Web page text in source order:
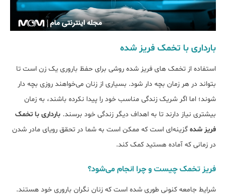
بارداری با تخمک فریز شده
استفاده از تخمک های فریز شده روشی برای حفظ باروری یک زن است تا
بتواند در هر زمان بچه دار شود. بسیاری از زنان می‌خواهند روزی بچه دار
شوند؛ اما اگر شریک زندگی مناسب خود را پیدا نکرده باشند، به زمان
بیشتری نیاز دارند تا به اهداف دیگر زندگی خود برسند. بارداری با تخمک
فریز شده گزینه‌ای است که ممکن است به شما در تحقق رویای مادر شدن
در زمانی که آماده هستید کمک کند.
فریز تخمک چیست و چرا انجام می‌شود؟
شرایط جامعه کنونی طوری شده است که زنان نگران باروری خود هستند.